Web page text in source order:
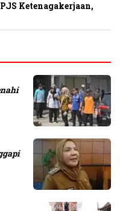
Ketenagakerjaan,